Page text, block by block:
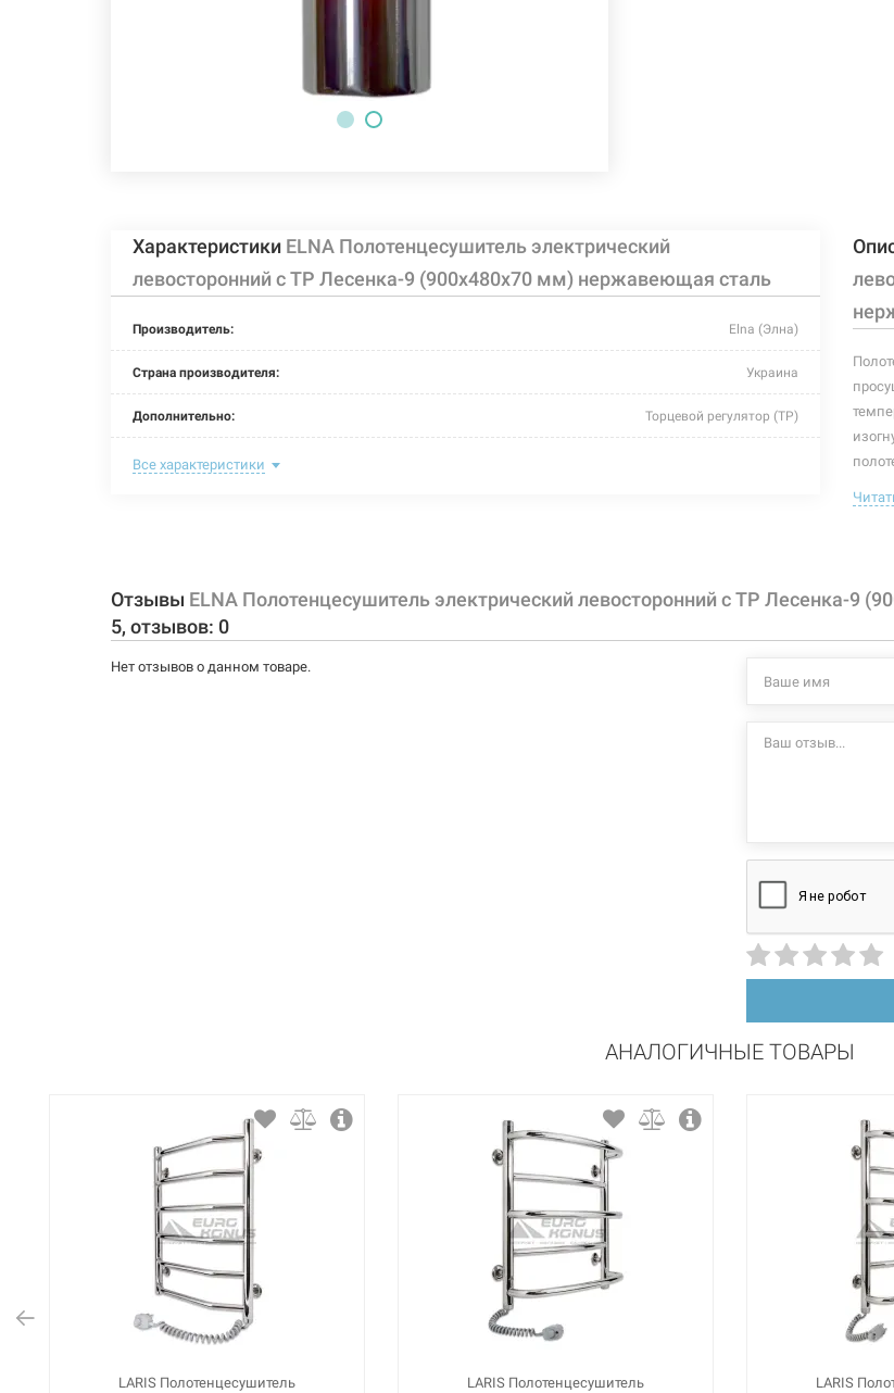
Характеристики ELNA Полотенцесушитель электрический
левосторонний с ТР Лесенка-9 (900х480х70 мм) нержавеющая сталь
Производитель: Elna (Элна)
Страна производителя: Украина
Дополнительно: Торцевой регулятор (ТР)
Цвет:
900 мм
Мощность:
Максимальная температура: +55°C
Все характеристики
Отзывы ELNA Полотенцесушитель электрический левосторонний с ТР Лесенка-9
5, отзывов: 0
Нет отзывов о данном товаре.
АНАЛОГИЧНЫЕ ТОВАРЫ
LARIS Полотенцесушитель
LARIS Полотенцесушитель
LARIS